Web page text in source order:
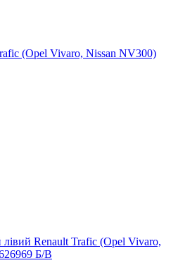
(Opel Vivaro, Nissan NV300)
Renault Trafic (Opel Vivaro,
Б/В